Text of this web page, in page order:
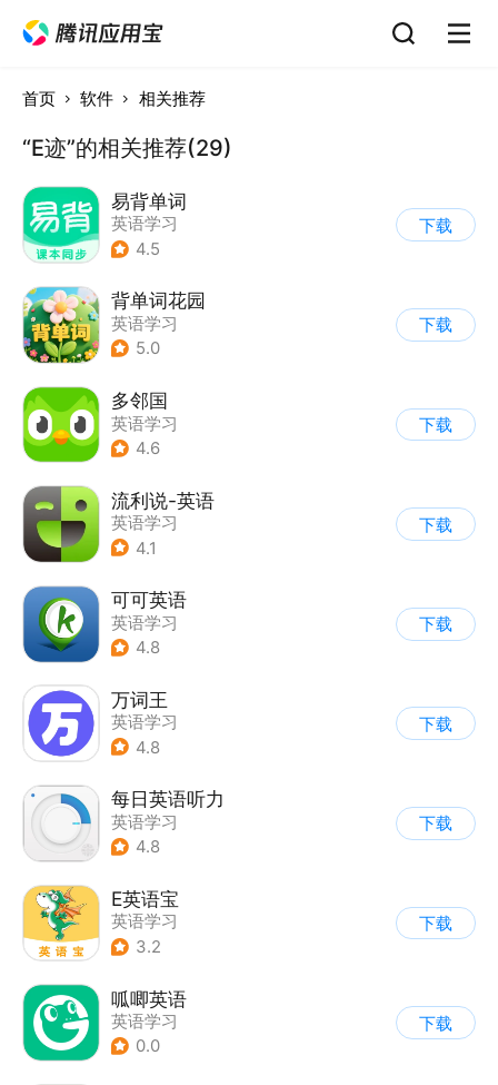
首页 软件 相关推荐
“E迹”的相关推荐(29)
易背单词
英语学习
4.5
下载
背单词花园
英语学习
5.0
下载
多邻国
英语学习
4.6
下载
流利说-英语
英语学习
4.1
下载
可可英语
英语学习
4.8
下载
万词王
英语学习
4.8
下载
每日英语听力
英语学习
4.8
下载
E英语宝
英语学习
3.2
下载
呱唧英语
英语学习
0.0
下载